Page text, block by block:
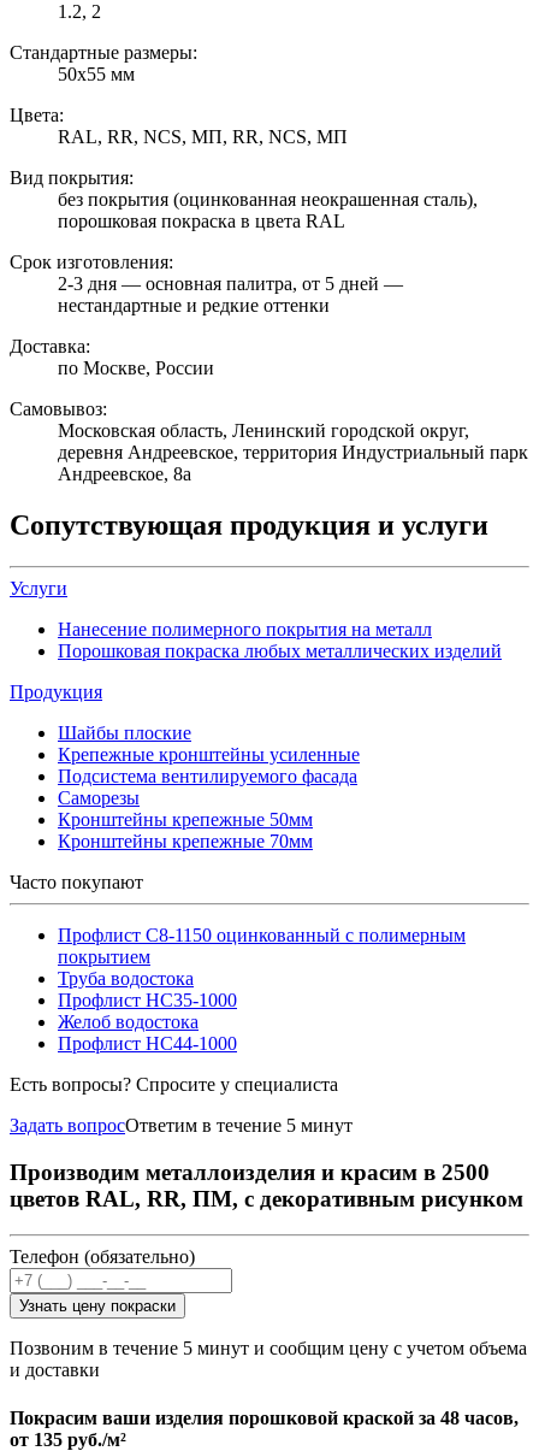
1.2, 2
Стандартные размеры:
50х55 мм
Цвета:
RAL, RR, NCS, МП, RR, NCS, МП
Вид покрытия:
без покрытия (оцинкованная неокрашенная сталь),
порошковая покраска в цвета RAL
Срок изготовления:
2-3 дня — основная палитра, от 5 дней —
нестандартные и редкие оттенки
Доставка:
по Москве, России
Самовывоз:
Московская область, Ленинский городской округ,
деревня Андреевское, территория Индустриальный парк
Андреевское, 8а
Сопутствующая продукция и услуги
Услуги
Нанесение полимерного покрытия на металл
Порошковая покраска любых металлических изделий
Продукция
Шайбы плоские
Крепежные кронштейны усиленные
Подсистема вентилируемого фасада
Саморезы
Кронштейны крепежные 50мм
Кронштейны крепежные 70мм
Часто покупают
Профлист С8-1150 оцинкованный с полимерным
покрытием
Труба водостока
Профлист НС35-1000
Желоб водостока
Профлист НС44-1000
Есть вопросы? Спросите у специалиста
Задать вопросОтветим в течение 5 минут
Производим металлоизделия и красим в 2500
цветов RAL, RR, ПМ, с декоративным рисунком
Телефон (обязательно)
Узнать цену покраски
Позвоним в течение 5 минут и сообщим цену с учетом объема
и доставки
Покрасим ваши изделия порошковой краской за 48 часов,
от 135 руб./м²